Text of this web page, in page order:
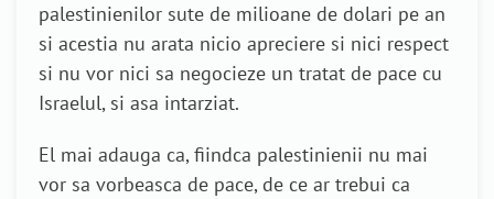
palestinienilor sute de milioane de dolari pe an
si acestia nu arata nicio apreciere si nici respect
si nu vor nici sa negocieze un tratat de pace cu
Israelul, si asa intarziat.
El mai adauga ca, fiindca palestinienii nu mai
vor sa vorbeasca de pace, de ce ar trebui ca